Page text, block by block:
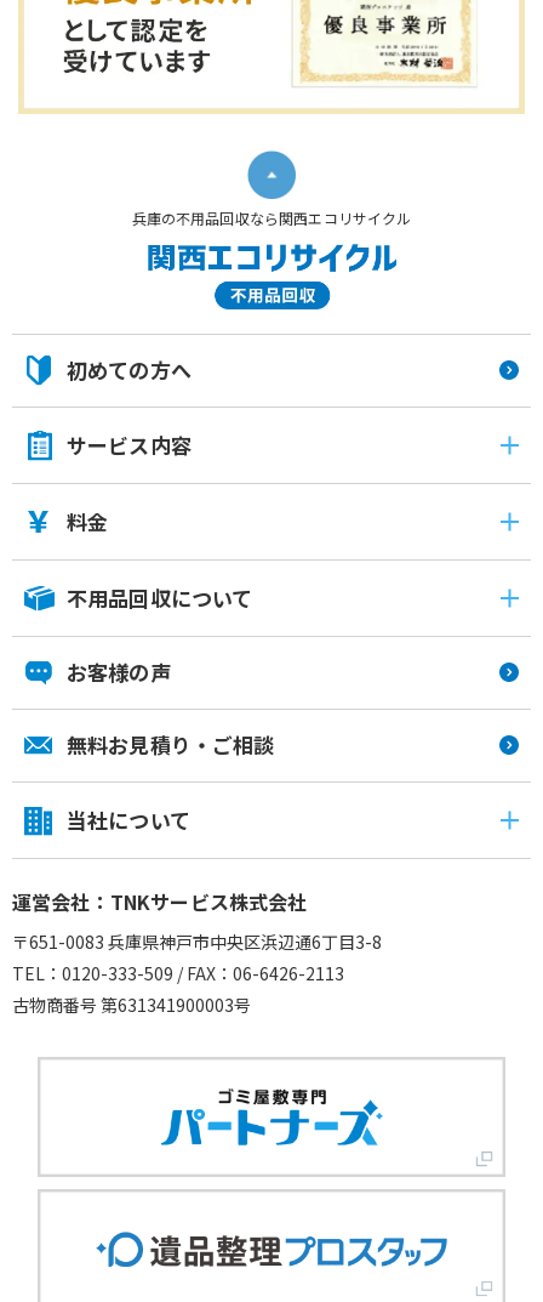
兵庫の不用品回収なら関西エコリサイクル
初めての方へ
サービス内容
料金
不用品回収について
お客様の声
無料お見積り・ご相談
当社について
運営会社：TNKサービス株式会社
〒651-0083 兵庫県神戸市中央区浜辺通6丁目3-8
TEL：0120-333-509 / FAX：06-6426-2113
古物商番号 第631341900003号